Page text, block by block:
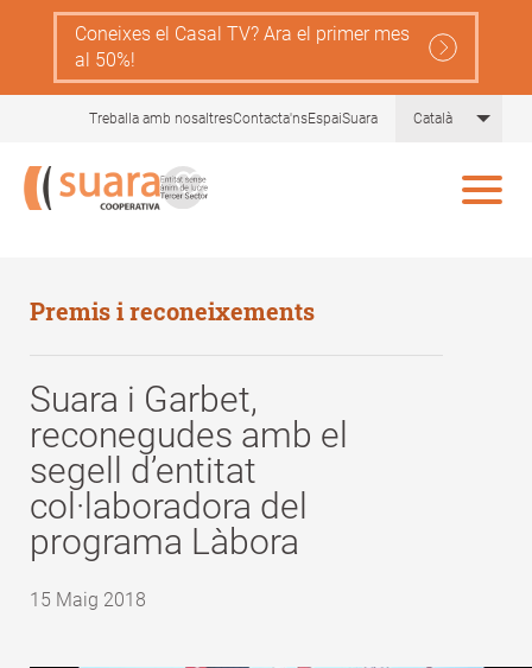
content
Coneixes el Casal TV? Ara el primer mes
al 50%!
Treballa amb nosaltresContacta'nsEspaiSuara Català List
Premis i reconeixements
Suara i Garbet,
reconegudes amb el
segell d’entitat
col·laboradora del
programa Làbora
15 Maig 2018